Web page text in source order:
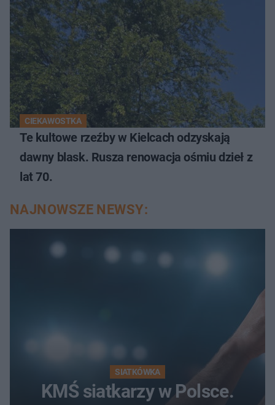
CIEKAWOSTKA
Te kultowe rzeźby w Kielcach odzyskają
dawny blask. Rusza renowacja ośmiu dzieł z
lat 70.
NAJNOWSZE NEWSY:
SIATKÓWKA
KMŚ siatkarzy w Polsce.